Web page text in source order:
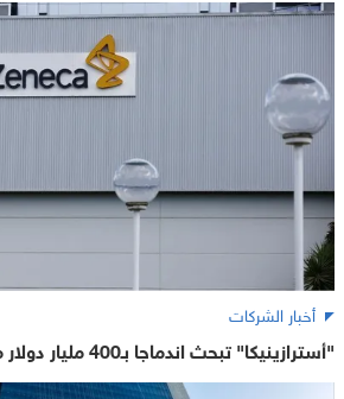
أخبار الشركات
"أسترازينيكا" تبحث اندماجا بـ400 مليار دولار مع شركة أميركية